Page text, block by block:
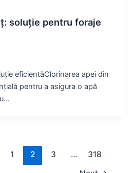
soluție pentru foraje
eficientăClorinarea apei din
pentru a asigura o apă
1 2 3 …
318